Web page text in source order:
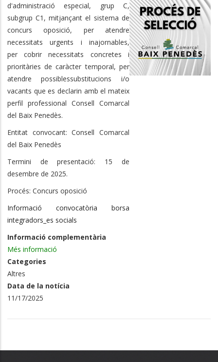
d'administració especial, grup C,
subgrup C1, mitjançant el sistema de
concurs oposició, per atendre
necessitats urgents i inajornables,
per cobrir necessitats concretes i
prioritàries de caràcter temporal, per
atendre possiblessubstitucions i/o
vacants que es declarin amb el mateix
perfil professional Consell Comarcal
del Baix Penedès.
Entitat convocant: Consell Comarcal
del Baix Penedès
Termini de presentació: 15 de
desembre de 2025.
Procés: Concurs oposició
Informació convocatòria borsa
integradors_es socials
Informació complementària
Més informació
Categories
Altres
Data de la notícia
11/17/2025